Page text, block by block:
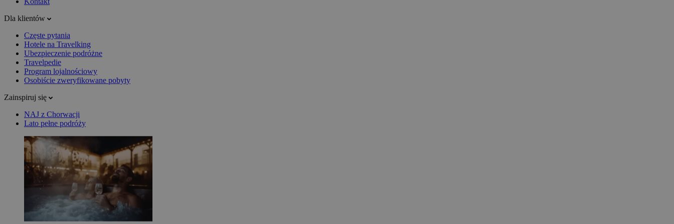
Dla klientów
Częste pytania
Hotele na Travelking
Ubezpieczenie podróżne
Travelpedie
Program lojalnościowy
Osobiście zweryfikowane pobyty
Zainspiruj się
NAJ z Chorwacji
Lato pełne podróży